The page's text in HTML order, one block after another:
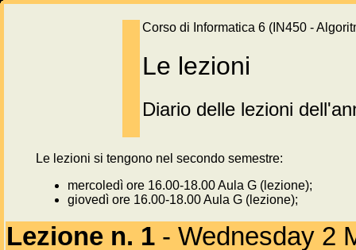
Corso di Informatica 6 (IN450 -
Le lezioni
Diario delle lezioni
Le lezioni si tengono nel secondo semestre:
mercoledì ore 16.00-18.00 Aula G (lezione);
giovedì ore 16.00-18.00 Aula G (lezione);
Lezione n. 1 - Wednesday 2